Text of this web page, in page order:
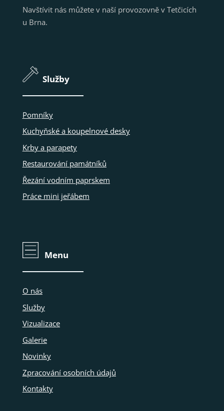
Navštívit nás můžete v naší provozovně v Tetčicích
u Brna.
Služby
Pomníky
Kuchyňské a koupelnové desky
Krby a parapety
Restaurování památníků
Řezání vodním paprskem
Práce mini jeřábem
Menu
O nás
Služby
Vizualizace
Galerie
Novinky
Zpracování osobních údajů
Kontakty